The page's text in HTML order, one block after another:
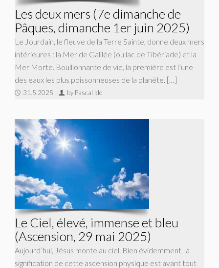
Les deux mers (7e dimanche de
Pâques, dimanche 1er juin 2025)
Le Jourdain, le fleuve de la Terre Sainte, donne deux mers
intérieures : la Mer de Galilée (ou lac de Tibériade) et la
Mer Morte. Bouillonnante de vie, la première est l’une
des eaux les plus poissonneuses de la planète. […]
31.5.2025 by Pascal Ide
Le Ciel, élevé, immense et bleu
(Ascension, 29 mai 2025)
Aujourd’hui, Jésus monte au ciel. Bien évidemment, la
signification de cette ascension physique est avant tout